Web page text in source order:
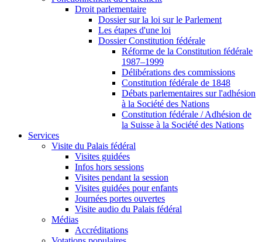
Droit parlementaire
Dossier sur la loi sur le Parlement
Les étapes d'une loi
Dossier Constitution fédérale
Réforme de la Constitution fédérale
1987–1999
Délibérations des commissions
Constitution fédérale de 1848
Débats parlementaires sur l'adhésion
à la Société des Nations
Constitution fédérale / Adhésion de
la Suisse à la Société des Nations
Services
Visite du Palais fédéral
Visites guidées
Infos hors sessions
Visites pendant la session
Visites guidées pour enfants
Journées portes ouvertes
Visite audio du Palais fédéral
Médias
Accréditations